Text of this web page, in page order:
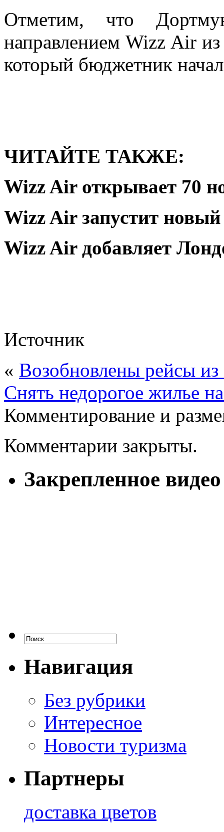
Отметим, что
направлением Wizz Air
который бюджетник
ЧИТАЙТЕ ТАКЖЕ:
Wizz Air открывает 70
Wizz Air запустит
Wizz Air добавляет
Источник
« Возобновлены рейсы
Снять недорогое жилье
Комментирование и
Комментарии закрыты.
Закрепленное видео
Навигация
Без рубрики
Интересное
Новости туризма
Партнеры
доставка цветов